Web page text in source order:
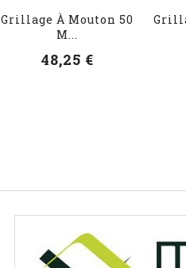
Grillage À Mouton 50
M...
48,25 €